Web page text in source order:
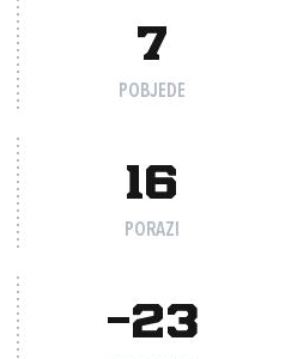
7
POBJEDE
16
PORAZI
-23